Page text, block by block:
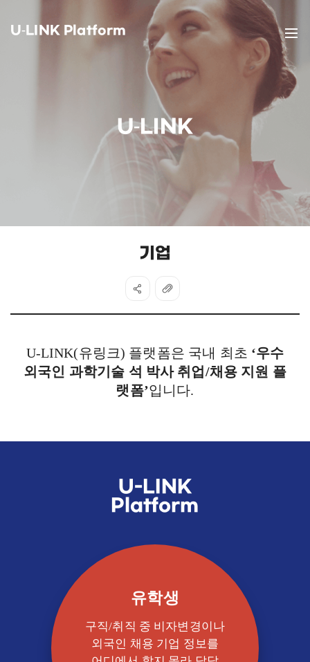
U-LINK Platform
U-LINK
기업
U-LINK(유링크) 플랫폼은 국내 최초 ‘우수
외국인 과학기술 석 박사 취업/채용 지원 플
랫폼’입니다.
U-LINK
Platform
유학생
구직/취직 중 비자변경이나
외국인 채용 기업 정보를